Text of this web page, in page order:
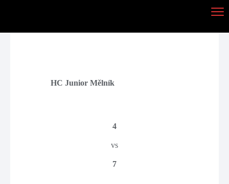
HC Junior Mělník
4
vs
7